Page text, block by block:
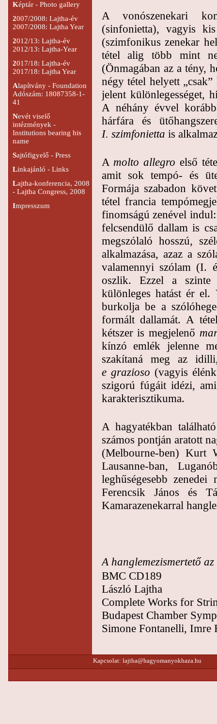
Képtár - Photo gallery
2007/2008: Lajtha-év
2007/2008: Lajtha Year
2012/13: Lajtha-év
2012/13: Lajtha-Year
2017/18: Lajtha-év
2017/18: Lajtha Year
Alapítvány - Foundation
Adószám: 18087358-1-
41
Nevét viselő
intézmények -
Institutions bearing his
name
Sajtófigyelő - Press
Linkajánló - Links
Lajtha-konferencia, 2008
- Lajtha Congress, 2008
Impresszum
A vonószenekari
(sinfonietta), vagyis
(szimfonikus zenekar
tétel alig több mint
(Önmagában az a tény,
négy tétel helyett
jelent különlegességet,
A néhány évvel
hárfára és
I. szimfonietta is
A molto allegro első
amit sok tempó- és
Formája szabadon
tétel francia
finomságú zenével
felcsendülő dallam is
megszólaló hosszú,
alkalmazása, azaz a
valamennyi szólam (I.
oszlik. Ezzel a szinte
különleges hatást ér el.
burkolja be a
formált dallamát. A
kétszer is megjelenő
kínzó emlék jelenne
szakítaná meg az
e grazioso (vagyis
szigorú fúgáit idézi,
karakterisztikuma.
A hagyatékban
számos pontján aratott
(Melbourne-ben) Kurt
Lausanne-ban,
leghűségesebb
Ferencsik János és
Kamarazenekarral
A hanglemezismertető
BMC CD189
László Lajtha
Complete Works for
Budapest Chamber
Simone Fontanelli, Imre
Kapcsolat:lajtha@hagyomanyokhaza.hu